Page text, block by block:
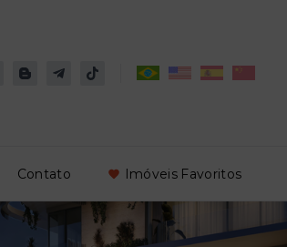
Contato Imóveis Favoritos